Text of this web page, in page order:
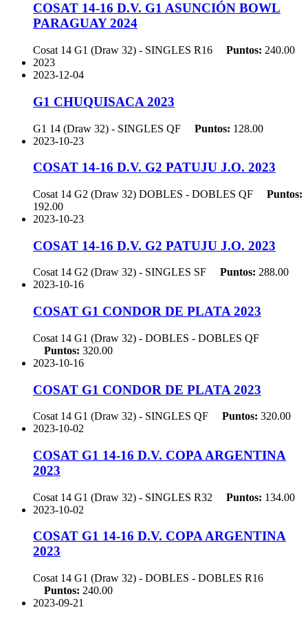
COSAT 14-16 D.V. G1 ASUNCIÓN BOWL
PARAGUAY 2024
Cosat 14 G1 (Draw 32) - SINGLES R16 Puntos: 240.00
2023
2023-12-04
G1 CHUQUISACA 2023
G1 14 (Draw 32) - SINGLES QF Puntos: 128.00
2023-10-23
COSAT 14-16 D.V. G2 PATUJU J.O. 2023
Cosat 14 G2 (Draw 32) DOBLES - DOBLES QF
Puntos:
192.00
2023-10-23
COSAT 14-16 D.V. G2 PATUJU J.O. 2023
Cosat 14 G2 (Draw 32) - SINGLES SF Puntos: 288.00
2023-10-16
COSAT G1 CONDOR DE PLATA 2023
Cosat 14 G1 (Draw 32) - DOBLES - DOBLES QF
Puntos: 320.00
2023-10-16
COSAT G1 CONDOR DE PLATA 2023
Cosat 14 G1 (Draw 32) - SINGLES QF Puntos: 320.00
2023-10-02
COSAT G1 14-16 D.V. COPA ARGENTINA
2023
Cosat 14 G1 (Draw 32) - SINGLES R32 Puntos: 134.00
2023-10-02
COSAT G1 14-16 D.V. COPA ARGENTINA
2023
Cosat 14 G1 (Draw 32) - DOBLES - DOBLES R16
Puntos: 240.00
2023-09-21